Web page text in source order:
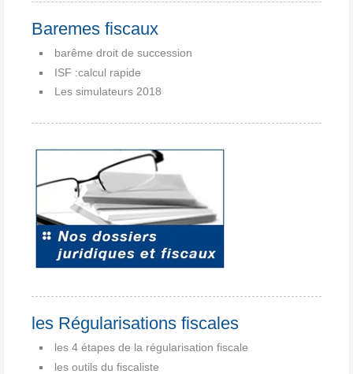
Baremes fiscaux
barême droit de succession
ISF :calcul rapide
Les simulateurs 2018
les Régularisations fiscales
les 4 étapes de la régularisation fiscale
les outils du fiscaliste